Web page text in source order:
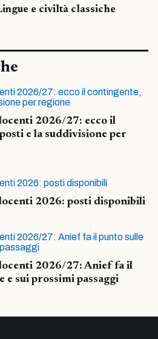
e civiltà classiche
2026/27: ecco il
e la suddivisione per
2026: posti disponibili
2026/27: Anief fa il
e sui prossimi passaggi